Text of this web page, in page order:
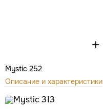
Mystic 252
Описание и характеристики